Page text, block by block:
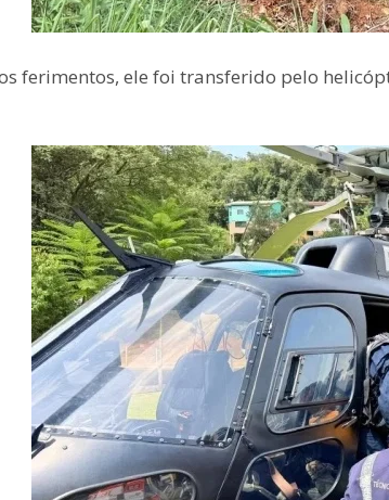
ferimentos, ele foi transferido pelo